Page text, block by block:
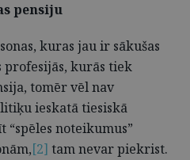
pensiju
kuras jau ir sākušas
kurās tiek
tomēr vēl nav
ieskatā tiesiskā
noteikumus”
[2] tam nevar piekrist.